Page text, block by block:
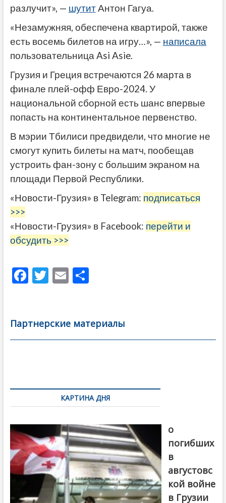
разлучит», — шутитАнтон Гагуа.
«Незамужняя, обеспечена квартирой, также
есть восемь билетов на игру…», — написала
пользовательница Asi Asie.
Грузия и Греция встречаются 26 марта в
финале плей-офф Евро-2024. У
национальной сборной есть шанс впервые
попасть на континентальное первенство.
В мэрии Тбилиси предвидели, что многие не
смогут купить билеты на матч, пообещав
устроить фан-зону с большим экраном на
площади Первой Республики.
«Новости-Грузия» в Telegram: подписаться
>>>
«Новости-Грузия» в Facebook: перейти и
обсудить >>>
F
b
o
T
er
E
l
О
а
в
Партнерские материалы
по
записямКАРТИНА ДНЯ
о
погибших
в
августовс
кой войне
в Грузии